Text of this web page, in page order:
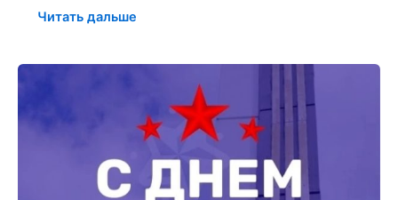
Читать дальше